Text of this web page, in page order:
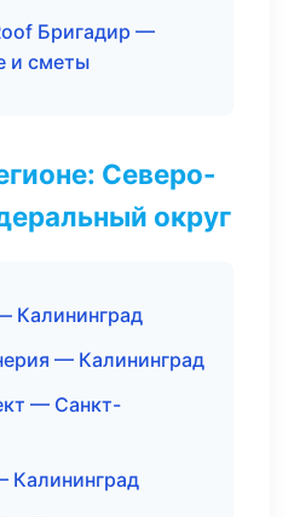
Бригадир —
и сметы
Северо-
округ
Калининград
— Калининград
— Санкт-
Калининград